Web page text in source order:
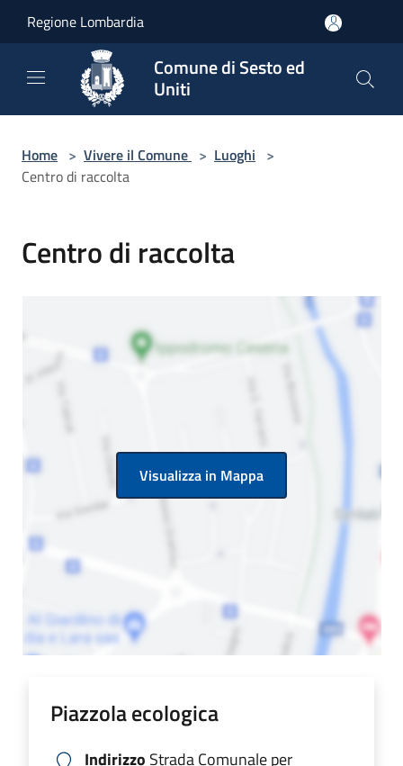
Regione Lombardia
Comune di Sesto ed
Uniti
Home > Vivere il Comune > Luoghi >
Centro di raccolta
Centro di raccolta
Visualizza in Mappa
Piazzola ecologica
Indirizzo Strada Comunale per